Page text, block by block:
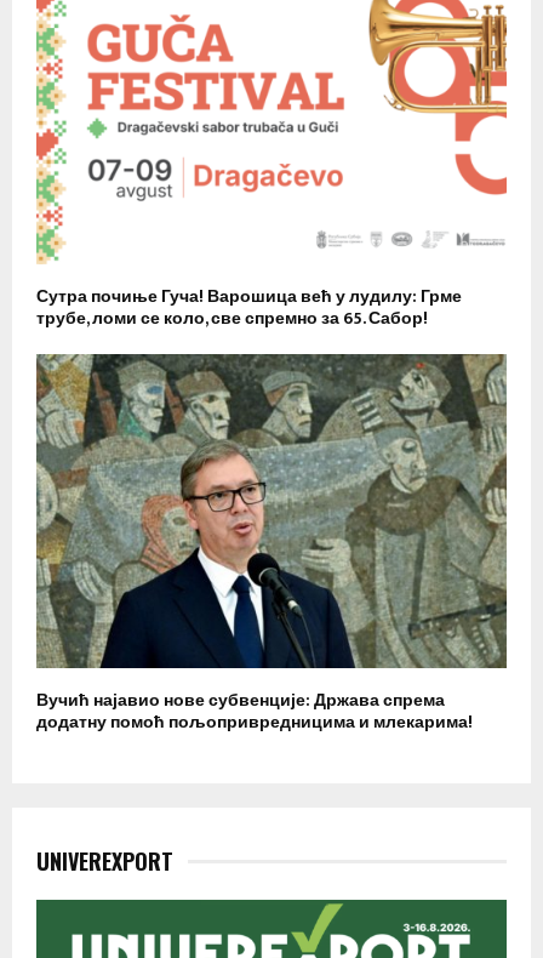
Сутра почиње Гуча! Варошица већ у лудилу: Грме
трубе, ломи се коло, све спремно за 65. Сабор!
Вучић најавио нове субвенције: Држава спрема
додатну помоћ пољопривредницима и млекарима!
UNIVEREXPORT